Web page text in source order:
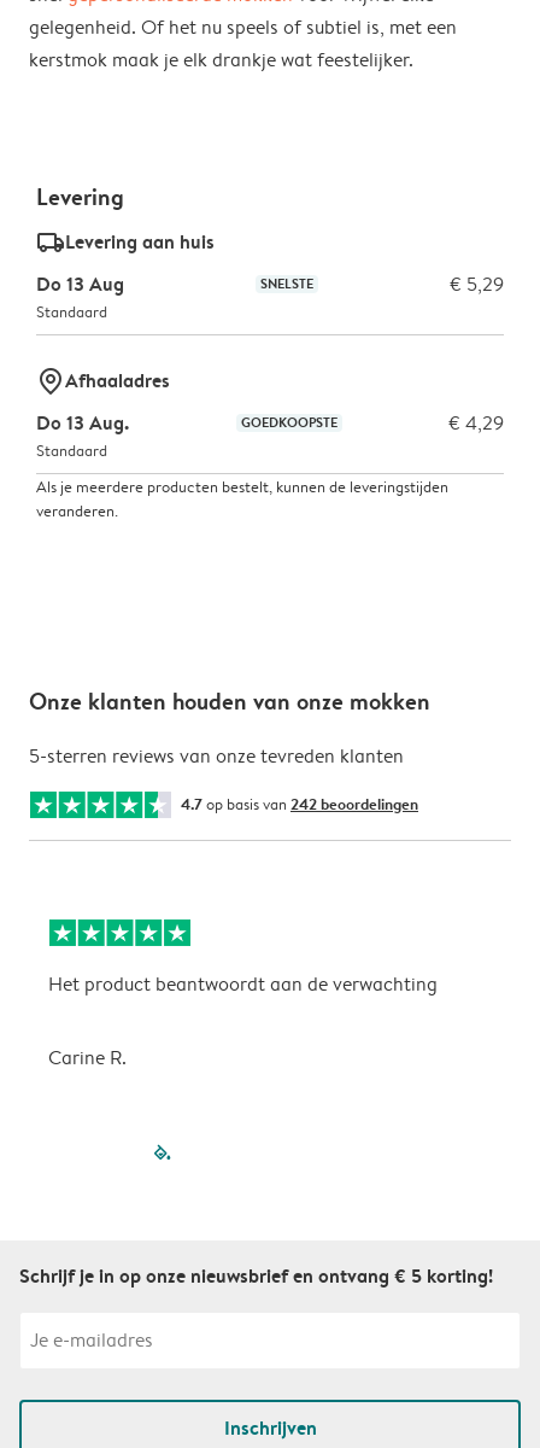
om te zien of er extra kosten moeten worden betaald
voor je bestelling.
gelegenheid. Of het nu speels of subtiel is, met een
kerstmok maak je elk drankje wat feestelijker.
Levering
delivery_standard_v2Levering aan huis
Do 13 Aug
SNELSTE € 5,29
Standaard
marker-pinAfhaaladres
Do 13 Aug.
GOEDKOOPSTE € 4,29
Standaard
Als je meerdere producten bestelt, kunnen de leveringstijden
veranderen.
Onze klanten houden van onze mokken
5-sterren reviews van onze tevreden klanten
4.7op basis van 242 beoordelingen
Het product beantwoordt aan de verwachting
Carine R.
filled-pagination
Schrijf je in op onze nieuwsbrief en ontvang € 5 korting!
Inschrijven